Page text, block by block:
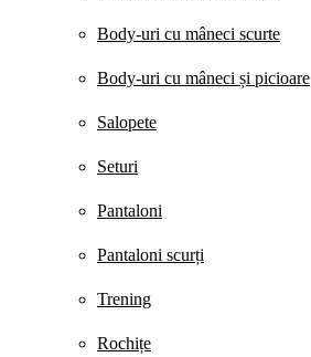
Body-uri cu mâneci scurte
Body-uri cu mâneci și picioare
Salopete
Seturi
Pantaloni
Pantaloni scurți
Trening
Rochițe